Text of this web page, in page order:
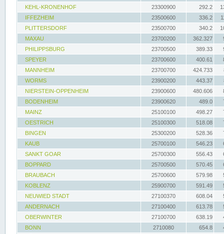
KEHL-KRONENHOF
23300900 292.2
IFFEZHEIM
23500600 336.2
PLITTERSDORF
23500700 340.2
MAXAU
23700200 362.327
PHILIPPSBURG
23700500 389.33
SPEYER
23700600 400.61
MANNHEIM
23700700 424.733
WORMS
23900200 443.37
NIERSTEIN-OPPENHEIM
23900600 480.606
BODENHEIM
23900620 489.0
MAINZ
25100100 498.27
OESTRICH
25100300 518.08
BINGEN
25300200 528.36
KAUB
25700100 546.23
SANKT GOAR
25700300 556.43
BOPPARD
25700500 570.45
BRAUBACH
25700600 579.98
KOBLENZ
25900700 591.49
NEUWIED STADT
27100370 608.04
ANDERNACH
27100400 613.78
OBERWINTER
27100700 638.19
BONN
2710080 654.8